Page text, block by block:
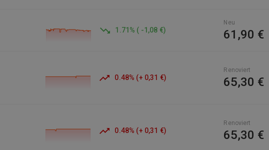
1.71 % ( -1,08 €)
Neu
61,90 €
0.48% (+ 0,31 €)
Renoviert
65,30 €
0.48% (+ 0,31 €)
Renoviert
65,30 €